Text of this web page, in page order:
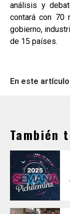
análisis y
contará con 70
gobierno,
de 15 países.
En este artículo
También